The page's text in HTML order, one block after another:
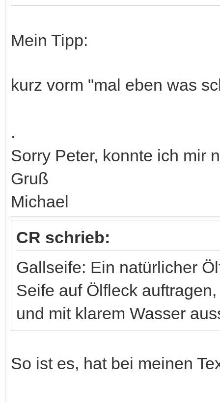
Mein Tipp:
kurz vorm "mal eben was
.
Sorry Peter, konnte ich mir
Gruß
Michael
CR schrieb:
Gallseife: Ein natürlicher
Seife auf Ölfleck
und mit klarem Wasser
So ist es, hat bei meinen